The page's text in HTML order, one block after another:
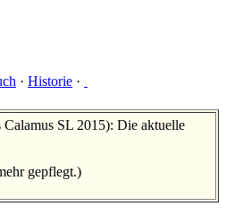
· Historie ·
Calamus SL 2015): Die aktuelle
gepflegt.)